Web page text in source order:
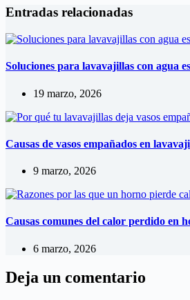
Entradas relacionadas
Soluciones para lavavajillas con agua
19 marzo, 2026
Causas de vasos empañados en
9 marzo, 2026
Causas comunes del calor perdido en
6 marzo, 2026
Deja un comentario